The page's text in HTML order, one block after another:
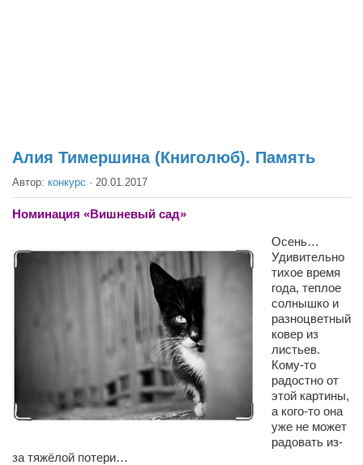
Факты
Выборы
Здоровый образ жизни
Сам себе доктор
Активный отдых
Досье
Алия Тимершина (Книголюб). Память
Автор: конкурс · 20.01.2017
Номинация «Вишневый сад»
Осень…
Удивительно
тихое время
года, теплое
солнышко и
разноцветный
ковер из
листьев.
Кому-то
радостно от
этой картины,
а кого-то она
уже не может
радовать из-
за тяжёлой потери…